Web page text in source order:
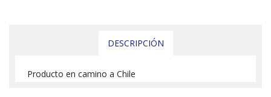
DESCRIPCIÓN
Producto en camino a Chile